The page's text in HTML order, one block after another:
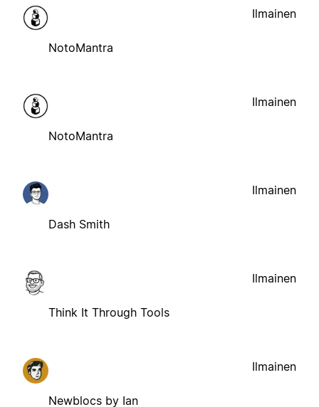
NotoMantra
Ilmainen
NotoMantra
Ilmainen
Dash Smith
Ilmainen
Think It Through Tools
Ilmainen
Newblocs by Ian
Ilmainen